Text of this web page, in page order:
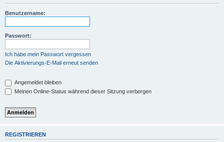
Benutzername:
Passwort:
Ich habe mein Passwort vergessen
Die Aktivierungs-E-Mail erneut senden
Angemeldet bleiben
Meinen Online-Status während dieser Sitzung verbergen
REGISTRIEREN